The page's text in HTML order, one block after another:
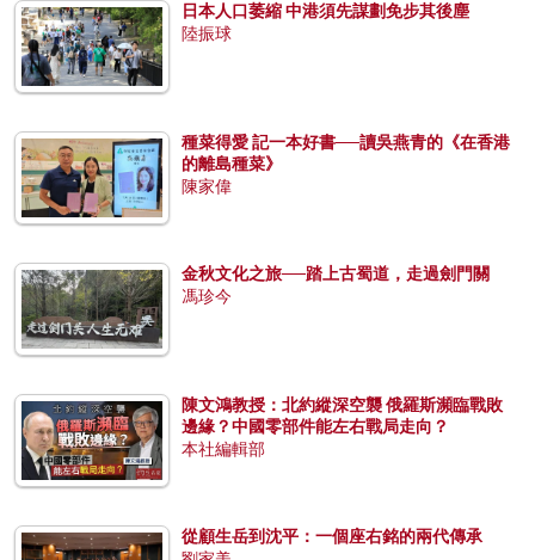
日本人口萎縮 中港須先謀劃免步其後塵
陸振球
種菜得愛 記一本好書──讀吳燕青的《在香港
的離島種菜》
陳家偉
金秋文化之旅──踏上古蜀道，走過劍門關
馮珍今
陳文鴻教授：北約縱深空襲 俄羅斯瀕臨戰敗
邊緣？中國零部件能左右戰局走向？
本社編輯部
從顧生岳到沈平：一個座右銘的兩代傳承